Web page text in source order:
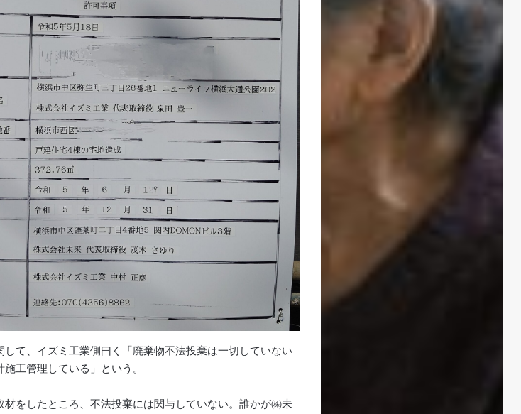
て、イズミ工業側曰く「廃棄物不法投棄は一切していない
工管理している」という。
をしたところ、不法投棄には関与していない。誰かが㈱未